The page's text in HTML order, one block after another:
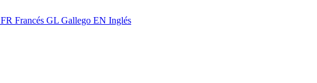
FR Francés GL Gallego EN Inglés